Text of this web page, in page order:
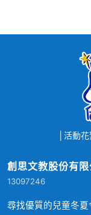
活動花
創思文教股份有限
13097246
尋找優質的兒童冬